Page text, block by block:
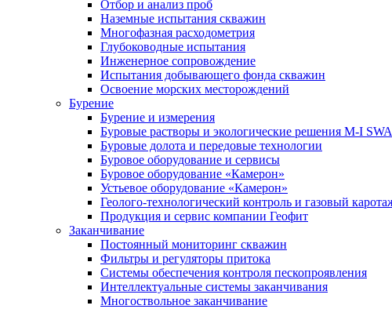
Отбор и анализ проб
Наземные испытания скважин
Многофазная расходометрия
Глубоководные испытания
Инженерное сопровождение
Испытания добывающего фонда скважин
Освоение морских месторождений
Бурение
Бурение и измерения
Буровые растворы и экологические решения M-I
Буровые долота и передовые технологии
Буровое оборудование и сервисы
Буровое оборудование «Камерон»
Устьевое оборудование «Камерон»
Геолого-технологический контроль и газовый
Продукция и сервис компании Геофит
Заканчивание
Постоянный мониторинг скважин
Фильтры и регуляторы притока
Cистемы обеспечения контроля пескопроявления
Интеллектуальные системы заканчивания
Многоствольное заканчивание